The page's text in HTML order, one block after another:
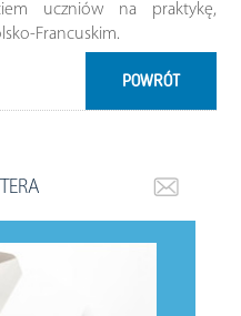
uczniów na praktykę,
Francuskim.
POWRÓT